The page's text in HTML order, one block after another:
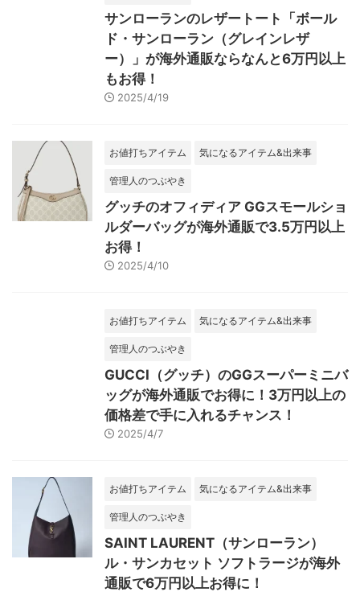
サンローランのレザートート「ボール
ド・サンローラン（グレインレザ
ー）」が海外通販ならなんと6万円以上
もお得！
2025/4/19
お値打ちアイテム 気になるアイテム&出来事
管理人のつぶやき
グッチのオフィディア GGスモールショ
ルダーバッグが海外通販で3.5万円以上
お得！
2025/4/10
お値打ちアイテム 気になるアイテム&出来事
管理人のつぶやき
GUCCI（グッチ）のGGスーパーミニバ
ッグが海外通販でお得に！3万円以上の
価格差で手に入れるチャンス！
2025/4/7
お値打ちアイテム 気になるアイテム&出来事
管理人のつぶやき
SAINT LAURENT（サンローラン）
ル・サンカセット ソフトラージが海外
通販で6万円以上お得に！